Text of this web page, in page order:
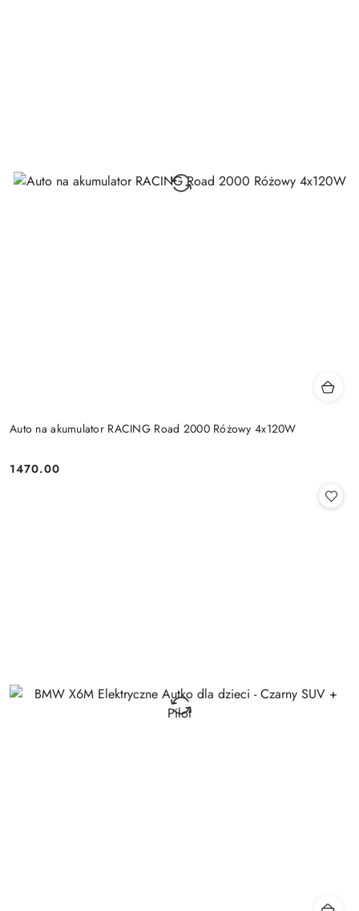
Auto na akumulator RACING Road 2000 Różowy 4x120W
Cena:
1470.00